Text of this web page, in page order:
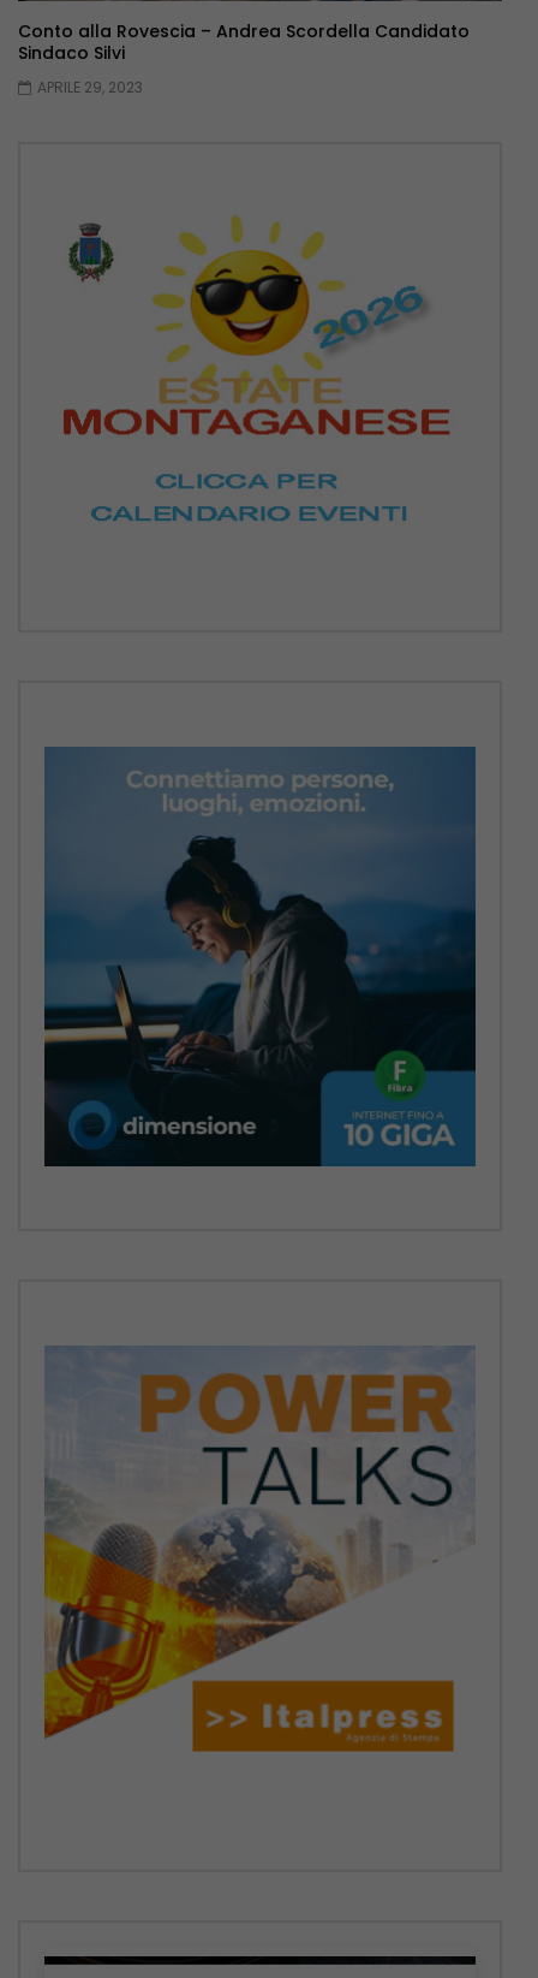
Conto alla Rovescia – Andrea Scordella Candidato
Sindaco Silvi
APRILE 29, 2023